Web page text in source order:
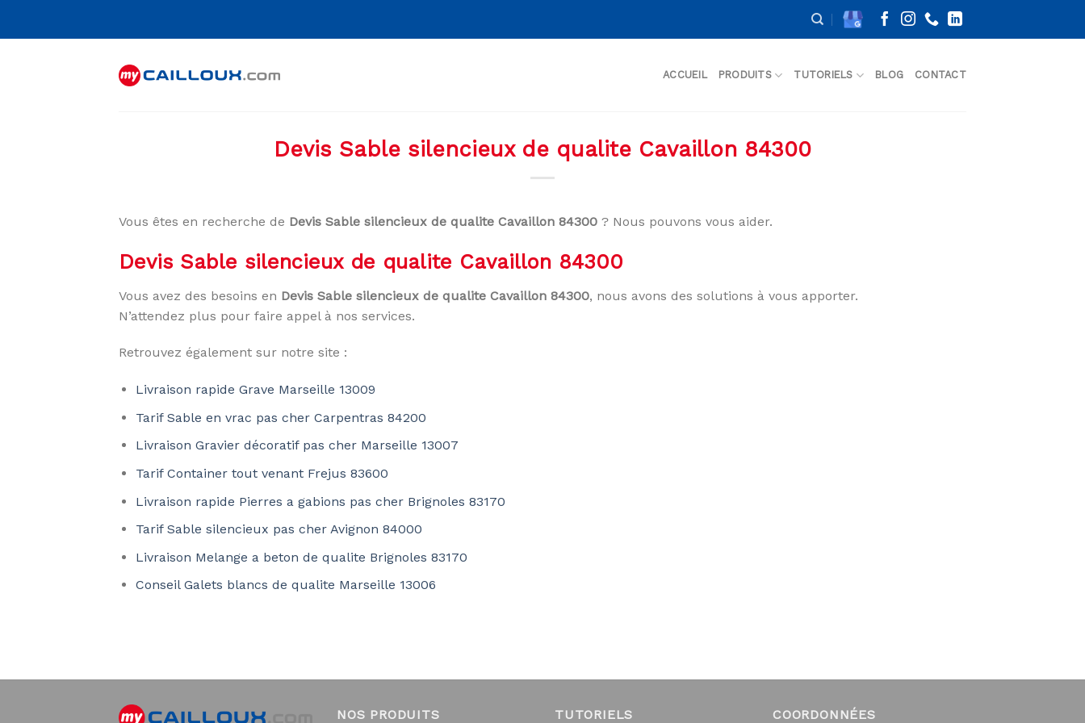
ACCUEIL PRODUITS TUTORIELS BLOG CONTACT
Devis Sable silencieux de qualite Cavaillon 84300
Vous êtes en recherche de Devis Sable silencieux de qualite Cavaillon 84300 ? Nous pouvons vous aider.
Devis Sable silencieux de qualite Cavaillon 84300
Vous avez des besoins en Devis Sable silencieux de qualite Cavaillon 84300, nous avons des solutions à vous apporter.
N’attendez plus pour faire appel à nos services.
Retrouvez également sur notre site :
Livraison rapide Grave Marseille 13009
Tarif Sable en vrac pas cher Carpentras 84200
Livraison Gravier décoratif pas cher Marseille 13007
Tarif Container tout venant Frejus 83600
Livraison rapide Pierres a gabions pas cher Brignoles 83170
Tarif Sable silencieux pas cher Avignon 84000
Livraison Melange a beton de qualite Brignoles 83170
Conseil Galets blancs de qualite Marseille 13006
NOS PRODUITS TUTORIELS COORDONNÉES